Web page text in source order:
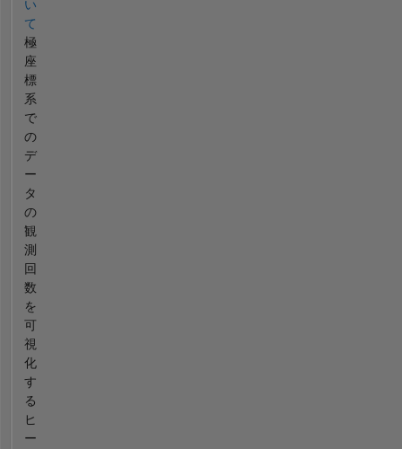
い
て
極
座
標
系
で
の
デ
ー
タ
の
観
測
回
数
を
可
視
化
す
る
ヒ
ー